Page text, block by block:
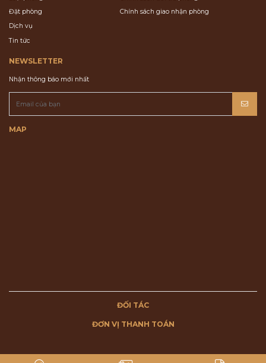
Đặt phòng
Dịch vụ
Tin tức
Chính sách giao nhận phòng
NEWSLETTER
Nhận thông báo mới nhất
MAP
ĐỐI TÁC
ĐƠN VỊ THANH TOÁN